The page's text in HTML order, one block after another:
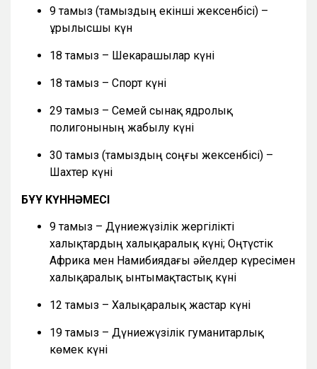
9 тамыз (тамыздың екінші жексенбісі) –
Құрылысшы күн
18 тамыз – Шекарашылар күні
18 тамыз – Спорт күні
29 тамыз – Семей сынақ ядролық
полигонының жабылу күні
30 тамыз (тамыздың соңғы жексенбісі) –
Шахтер күні
БҰҰ КҮННӘМЕСІ
9 тамыз – Дүниежүзілік жергілікті
халықтардың халықаралық күні; Оңтүстік
Африка мен Намибиядағы әйелдер күресімен
халықаралық ынтымақтастық күні
12 тамыз – Халықаралық жастар күні
19 тамыз – Дүниежүзілік гуманитарлық
көмек күні